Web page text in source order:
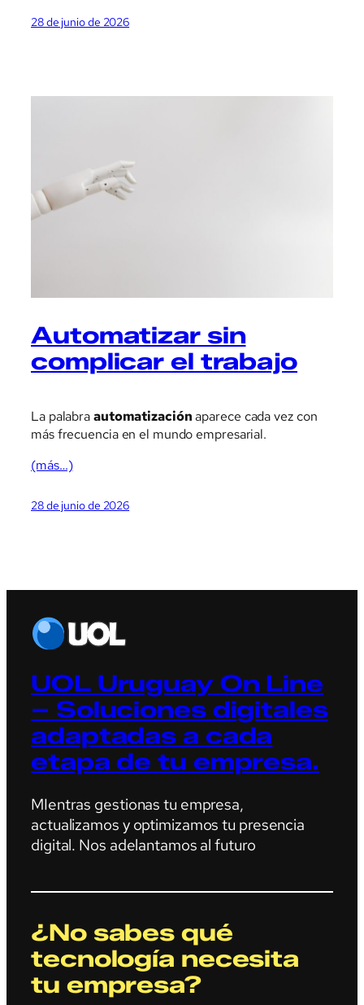
28 de junio de 2026
Automatizar sin
complicar el trabajo
La palabraautomatizaciónaparece cada vez con
más frecuencia en el mundo empresarial.
(más…)
28 de junio de 2026
UOL Uruguay On Line
– Soluciones digitales
adaptadas a cada
etapa de tu empresa.
MIentras gestionas tu empresa,
actualizamos y optimizamos tu presencia
digital. Nos adelantamos al futuro
¿No sabes qué
tecnología necesita
tu empresa?